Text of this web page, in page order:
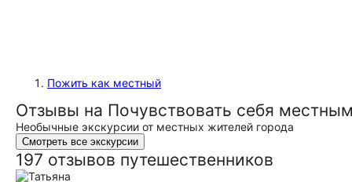
Пожить как местный
Отзывы на Почувствовать себя
Необычные экскурсии от местных жителей города
Смотреть все экскурсии
197 отзывов путешественников